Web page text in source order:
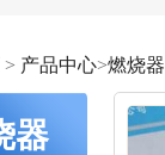
> 产品中心>燃烧器
器